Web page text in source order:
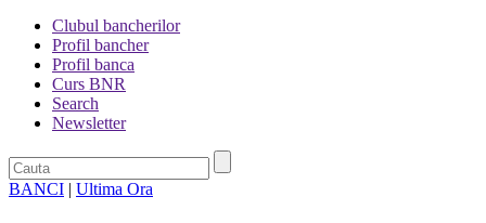
Clubul bancherilor
Profil bancher
Profil banca
Curs BNR
Search
Newsletter
BANCI | Ultima Ora